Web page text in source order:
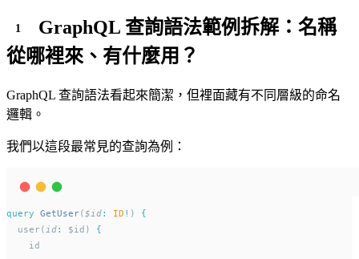
GraphQL 查詢語法範例拆解：名稱
從哪裡來、有什麼用？
GraphQL 查詢語法看起來簡潔，但裡面藏有不同層級的命名
邏輯。
我們以這段最常見的查詢為例：
query GetUser($id: ID ! ) {
  user(
id: $id) {
    id